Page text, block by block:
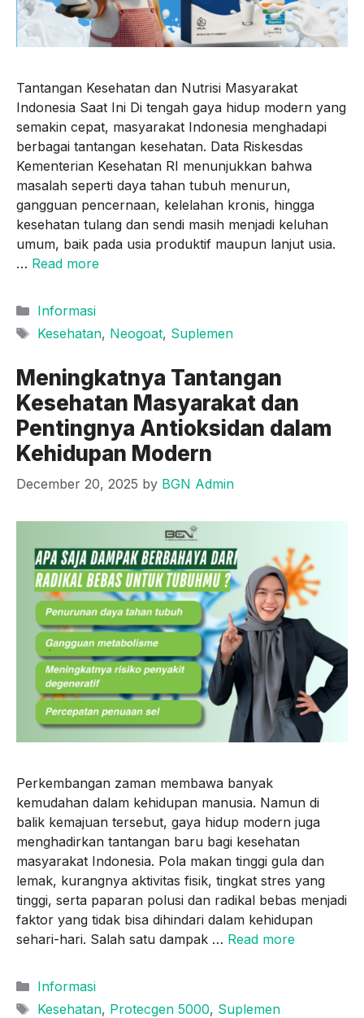
Tantangan Kesehatan dan Nutrisi Masyarakat
Indonesia Saat Ini Di tengah gaya hidup modern yang
semakin cepat, masyarakat Indonesia menghadapi
berbagai tantangan kesehatan. Data Riskesdas
Kementerian Kesehatan RI menunjukkan bahwa
masalah seperti daya tahan tubuh menurun,
gangguan pencernaan, kelelahan kronis, hingga
kesehatan tulang dan sendi masih menjadi keluhan
umum, baik pada usia produktif maupun lanjut usia.
… Read more
Categories
Informasi
Tags
Kesehatan, Neogoat, Suplemen
Meningkatnya Tantangan
Kesehatan Masyarakat dan
Pentingnya Antioksidan dalam
Kehidupan Modern
December 20, 2025 by BGN Admin
Perkembangan zaman membawa banyak
kemudahan dalam kehidupan manusia. Namun di
balik kemajuan tersebut, gaya hidup modern juga
menghadirkan tantangan baru bagi kesehatan
masyarakat Indonesia. Pola makan tinggi gula dan
lemak, kurangnya aktivitas fisik, tingkat stres yang
tinggi, serta paparan polusi dan radikal bebas menjadi
faktor yang tidak bisa dihindari dalam kehidupan
sehari-hari. Salah satu dampak … Read more
Categories
Informasi
Tags
Kesehatan, Protecgen 5000, Suplemen